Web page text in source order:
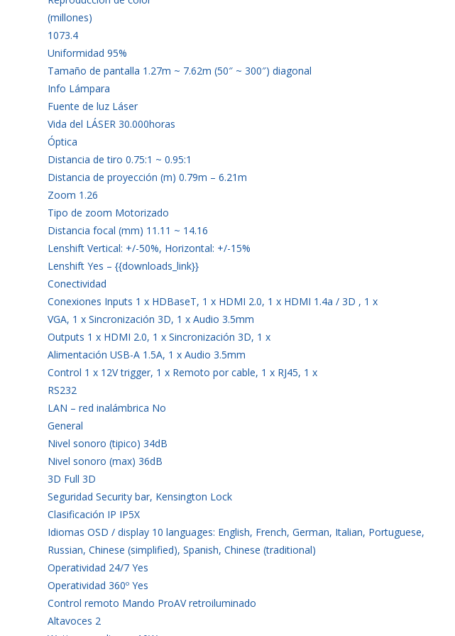
(millones)
1073.4
Uniformidad 95%
Tamaño de pantalla 1.27m ~ 7.62m (50″ ~ 300″) diagonal
Info Lámpara
Fuente de luz Láser
Vida del LÁSER 30.000horas
Óptica
Distancia de tiro 0.75:1 ~ 0.95:1
Distancia de proyección (m) 0.79m – 6.21m
Zoom 1.26
Tipo de zoom Motorizado
Distancia focal (mm) 11.11 ~ 14.16
Lenshift Vertical: +/-50%, Horizontal: +/-15%
Lenshift Yes – {{downloads_link}}
Conectividad
Conexiones Inputs 1 x HDBaseT, 1 x HDMI 2.0, 1 x HDMI 1.4a / 3D , 1 x
VGA, 1 x Sincronización 3D, 1 x Audio 3.5mm
Outputs 1 x HDMI 2.0, 1 x Sincronización 3D, 1 x
Alimentación USB-A 1.5A, 1 x Audio 3.5mm
Control 1 x 12V trigger, 1 x Remoto por cable, 1 x RJ45, 1 x
RS232
LAN – red inalámbrica No
General
Nivel sonoro (tipico) 34dB
Nivel sonoro (max) 36dB
3D Full 3D
Seguridad Security bar, Kensington Lock
Clasificación IP IP5X
Idiomas OSD / display 10 languages: English, French, German, Italian, Portuguese,
Russian, Chinese (simplified), Spanish, Chinese (traditional)
Operatividad 24/7 Yes
Operatividad 360º Yes
Control remoto Mando ProAV retroiluminado
Altavoces 2